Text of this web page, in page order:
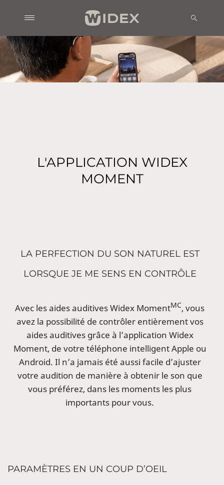
L'APPLICATION WIDEX
MOMENT
LA PERFECTION DU SON NATUREL EST
LORSQUE JE ME SENS EN CONTRÔLE
Avec les aides auditives Widex MomentMC, vous
avez la possibilité de contrôler entièrement vos
aides auditives grâce à l’application Widex
Moment, de votre téléphone intelligent Apple ou
Android. Il n’a jamais été aussi facile d’ajuster
votre audition de manière à obtenir le son que
vous préférez, dans les moments les plus
importants pour vous.
PARAMÈTRES EN UN COUP D’OEIL